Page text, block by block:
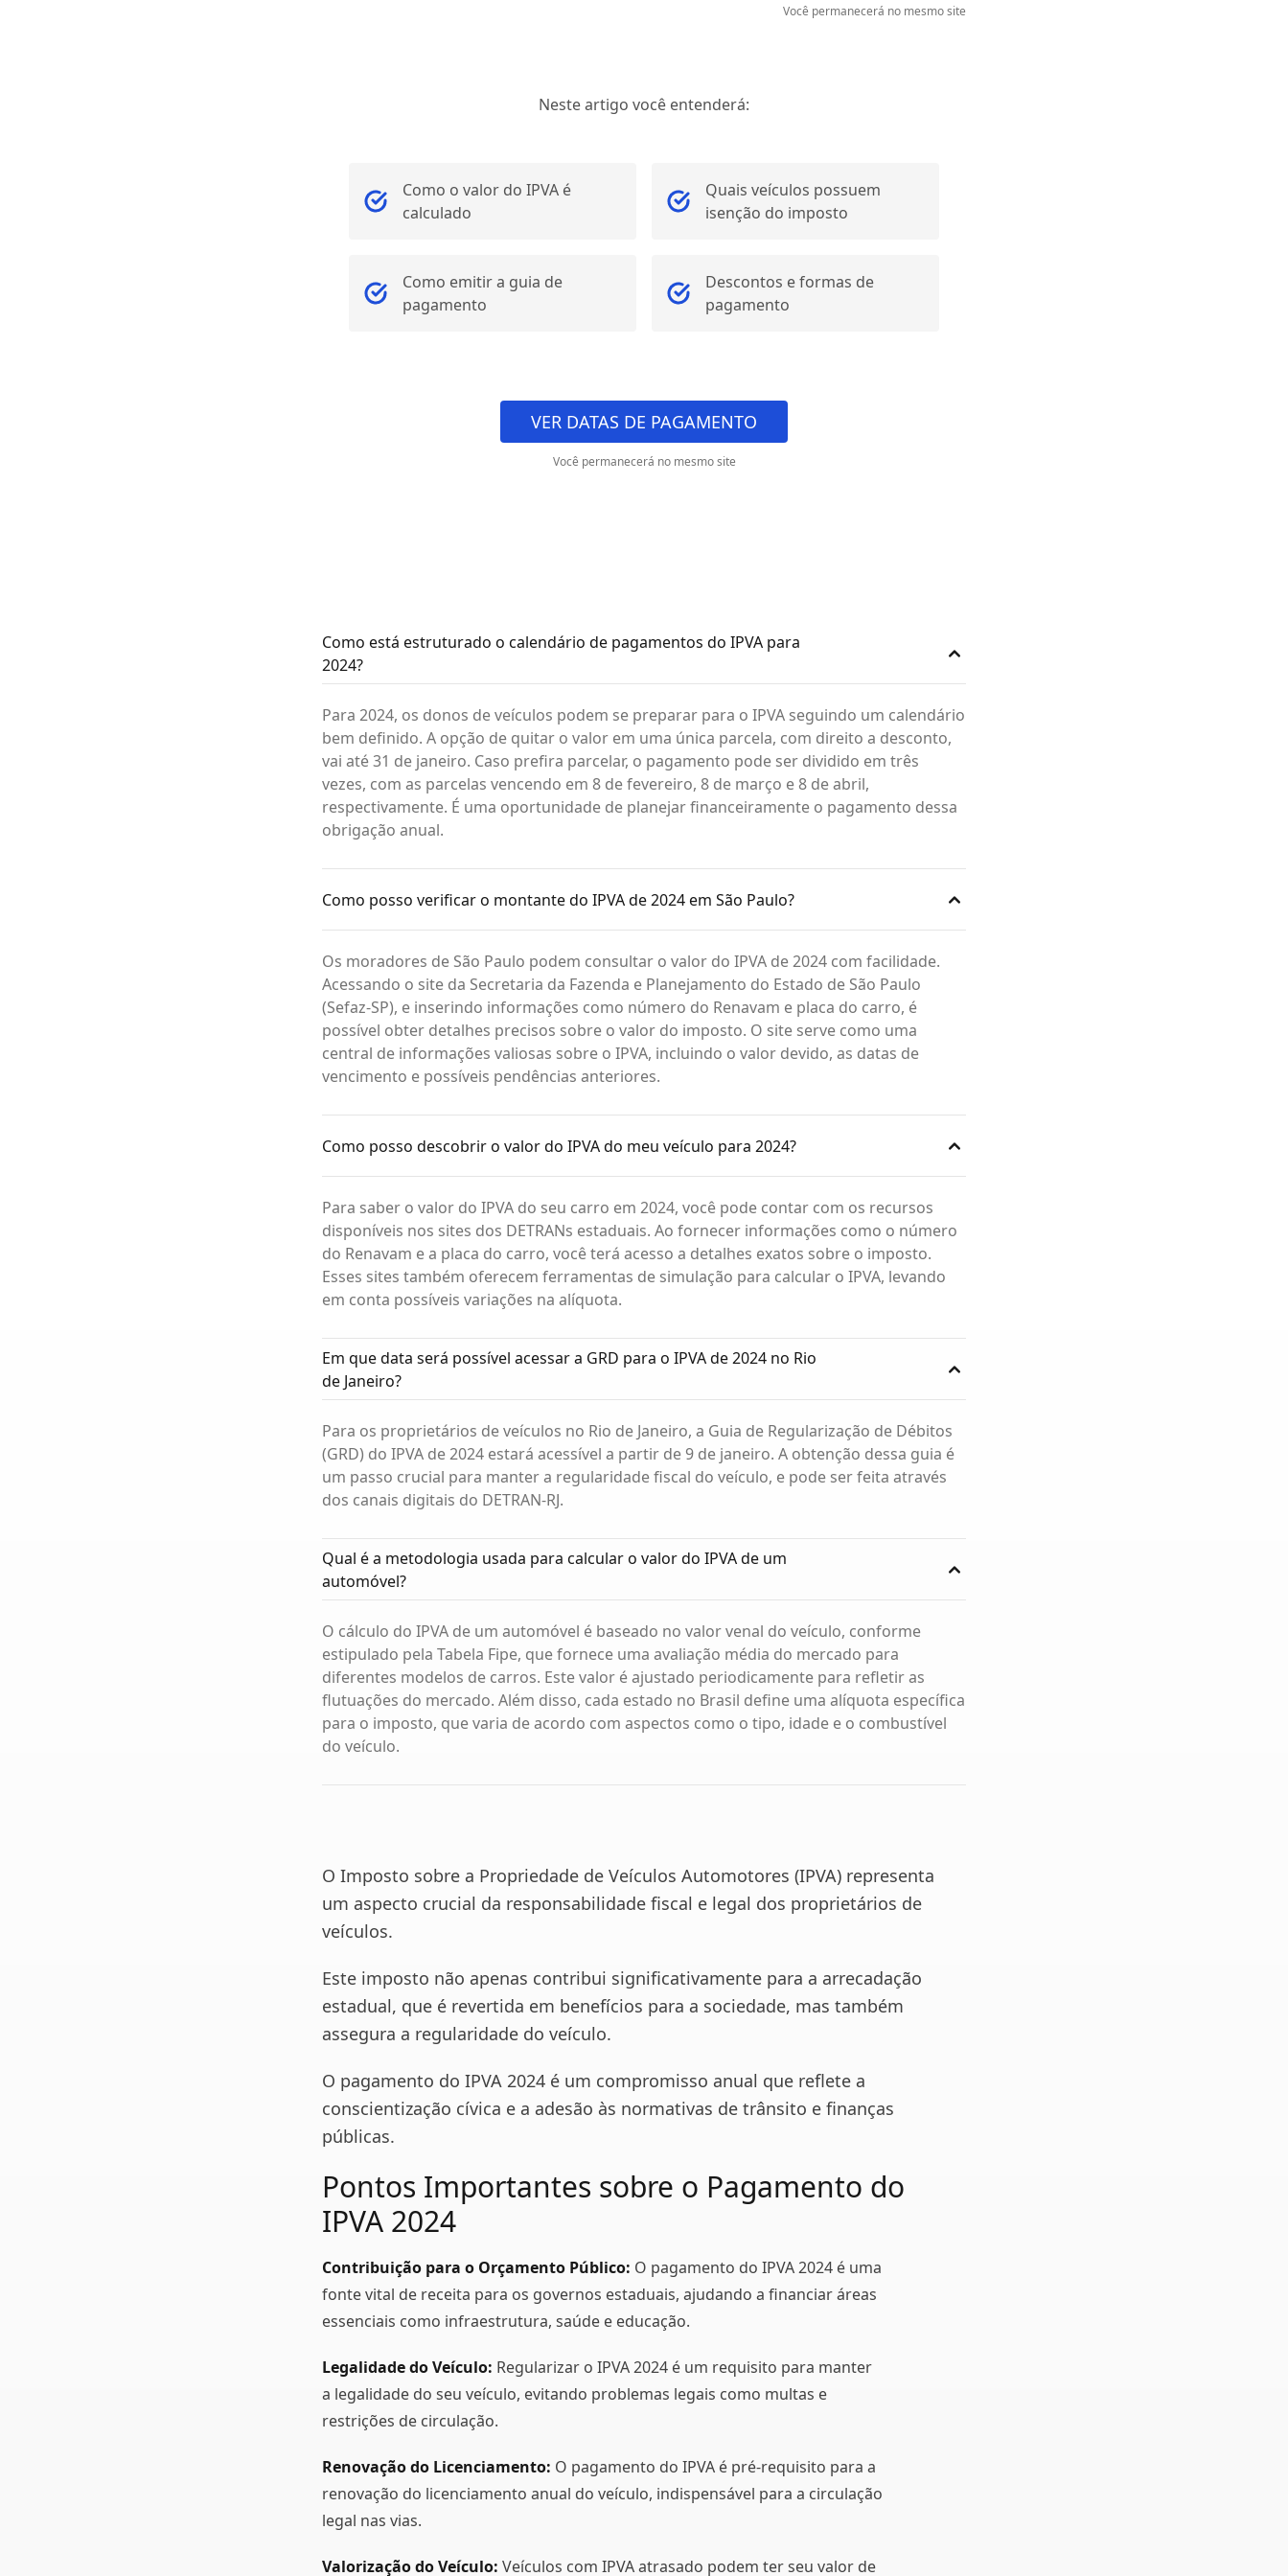
Você permanecerá no mesmo site
Neste artigo você entenderá:
Como o valor do IPVA é
calculado
Quais veículos possuem
isenção do imposto
Como emitir a guia de
pagamento
Descontos e formas de
pagamento
VER DATAS DE PAGAMENTO
Você permanecerá no mesmo site
Como está estruturado o calendário de pagamentos do IPVA para
2024?
Para 2024, os donos de veículos podem se preparar para o IPVA seguindo um calendário
bem definido. A opção de quitar o valor em uma única parcela, com direito a desconto,
vai até 31 de janeiro. Caso prefira parcelar, o pagamento pode ser dividido em três
vezes, com as parcelas vencendo em 8 de fevereiro, 8 de março e 8 de abril,
respectivamente. É uma oportunidade de planejar financeiramente o pagamento dessa
obrigação anual.
Como posso verificar o montante do IPVA de 2024 em São Paulo?
Os moradores de São Paulo podem consultar o valor do IPVA de 2024 com facilidade.
Acessando o site da Secretaria da Fazenda e Planejamento do Estado de São Paulo
(Sefaz-SP), e inserindo informações como número do Renavam e placa do carro, é
possível obter detalhes precisos sobre o valor do imposto. O site serve como uma
central de informações valiosas sobre o IPVA, incluindo o valor devido, as datas de
vencimento e possíveis pendências anteriores.
Como posso descobrir o valor do IPVA do meu veículo para 2024?
Para saber o valor do IPVA do seu carro em 2024, você pode contar com os recursos
disponíveis nos sites dos DETRANs estaduais. Ao fornecer informações como o número
do Renavam e a placa do carro, você terá acesso a detalhes exatos sobre o imposto.
Esses sites também oferecem ferramentas de simulação para calcular o IPVA, levando
em conta possíveis variações na alíquota.
Em que data será possível acessar a GRD para o IPVA de 2024 no Rio
de Janeiro?
Para os proprietários de veículos no Rio de Janeiro, a Guia de Regularização de Débitos
(GRD) do IPVA de 2024 estará acessível a partir de 9 de janeiro. A obtenção dessa guia é
um passo crucial para manter a regularidade fiscal do veículo, e pode ser feita através
dos canais digitais do DETRAN-RJ.
Qual é a metodologia usada para calcular o valor do IPVA de um
automóvel?
O cálculo do IPVA de um automóvel é baseado no valor venal do veículo, conforme
estipulado pela Tabela Fipe, que fornece uma avaliação média do mercado para
diferentes modelos de carros. Este valor é ajustado periodicamente para refletir as
flutuações do mercado. Além disso, cada estado no Brasil define uma alíquota específica
para o imposto, que varia de acordo com aspectos como o tipo, idade e o combustível
do veículo.
O Imposto sobre a Propriedade de Veículos Automotores (IPVA) representa
um aspecto crucial da responsabilidade fiscal e legal dos proprietários de
veículos.
Este imposto não apenas contribui significativamente para a arrecadação
estadual, que é revertida em benefícios para a sociedade, mas também
assegura a regularidade do veículo.
O pagamento do IPVA 2024 é um compromisso anual que reflete a
conscientização cívica e a adesão às normativas de trânsito e finanças
públicas.
Pontos Importantes sobre o Pagamento do
IPVA 2024
Contribuição para o Orçamento Público: O pagamento do IPVA 2024 é uma
fonte vital de receita para os governos estaduais, ajudando a financiar áreas
essenciais como infraestrutura, saúde e educação.
Legalidade do Veículo: Regularizar o IPVA 2024 é um requisito para manter
a legalidade do seu veículo, evitando problemas legais como multas e
restrições de circulação.
Renovação do Licenciamento: O pagamento do IPVA é pré-requisito para a
renovação do licenciamento anual do veículo, indispensável para a circulação
legal nas vias.
Valorização do Veículo: Veículos com IPVA atrasado podem ter seu valor de